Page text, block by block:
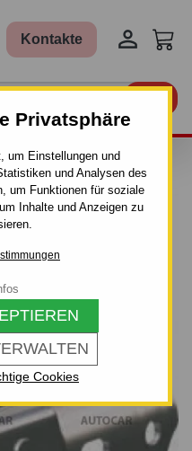
Privatsphäre
um Einstellungen und
und Analysen des
um Funktionen für soziale
Inhalte und Anzeigen zu
Cookies
Kontakte 